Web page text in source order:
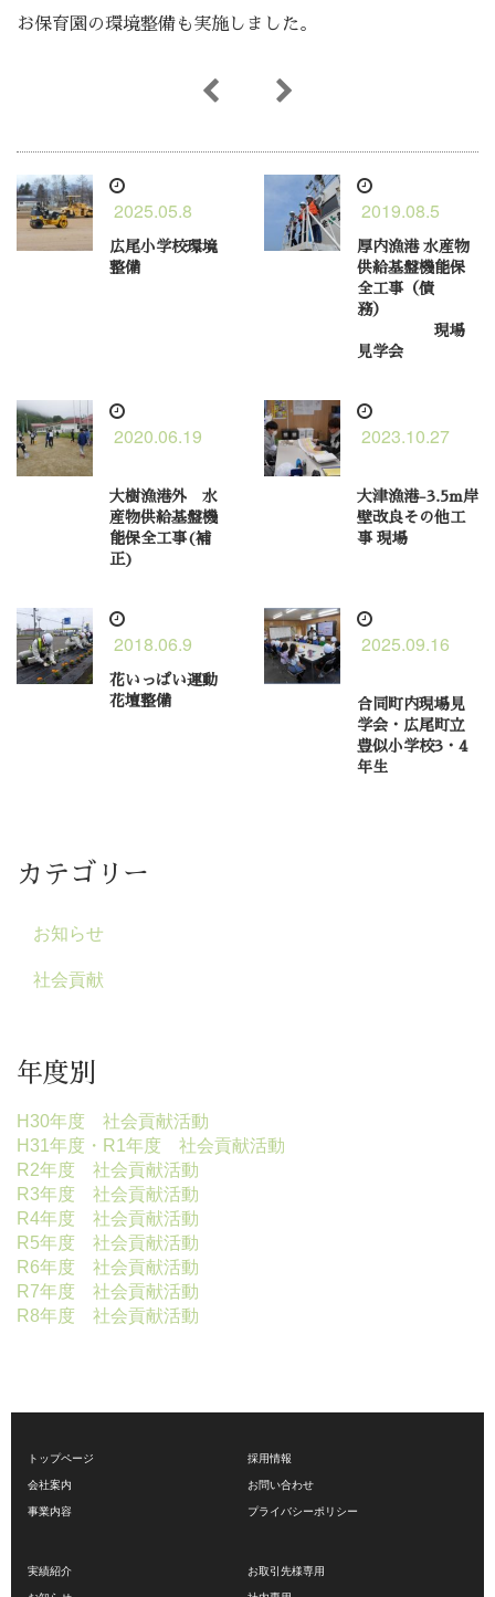
お保育園の環境整備も実施しました。
2025.05.8
広尾小学校環境
整備
2019.08.5
厚内漁港 水産物
供給基盤機能保
全工事（債
務）
現場
見学会
2020.06.19
大樹漁港外 水
産物供給基盤機
能保全工事(補
正)
2023.10.27
大津漁港-3.5m岸
壁改良その他工
事 現場
2018.06.9
花いっぱい運動
花壇整備
2025.09.16
合同町内現場見
学会・広尾町立
豊似小学校3・4
年生
カテゴリー
お知らせ
社会貢献
年度別
H30年度 社会貢献活動
H31年度・R1年度 社会貢献活動
R2年度 社会貢献活動
R3年度 社会貢献活動
R4年度 社会貢献活動
R5年度 社会貢献活動
R6年度 社会貢献活動
R7年度 社会貢献活動
R8年度 社会貢献活動
トップページ
会社案内
事業内容
採用情報
お問い合わせ
プライバシーポリシー
実績紹介 お取引先様専用